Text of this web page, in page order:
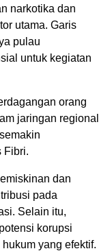
narkotika dan
utama. Garis
pulau
untuk kegiatan
orang
jaringan regional
Fibri.
dan
pada
Selain itu,
korupsi
yang efektif.